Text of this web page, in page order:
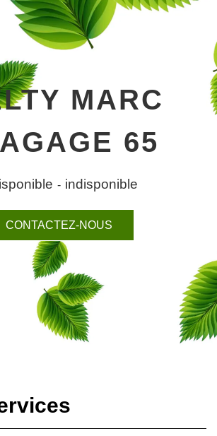
MARC
65
- indisponible
CONTACTEZ-NOUS